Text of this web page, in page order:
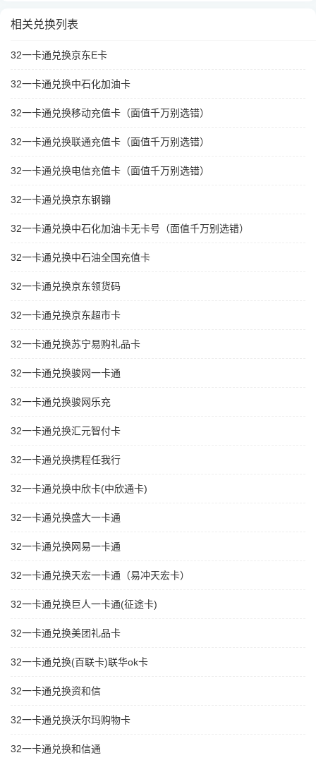
相关兑换列表
32一卡通兑换京东E卡
32一卡通兑换中石化加油卡
32一卡通兑换移动充值卡（面值千万别选错）
32一卡通兑换联通充值卡（面值千万别选错）
32一卡通兑换电信充值卡（面值千万别选错）
32一卡通兑换京东钢镚
32一卡通兑换中石化加油卡无卡号（面值千万别选错）
32一卡通兑换中石油全国充值卡
32一卡通兑换京东领货码
32一卡通兑换京东超市卡
32一卡通兑换苏宁易购礼品卡
32一卡通兑换骏网一卡通
32一卡通兑换骏网乐充
32一卡通兑换汇元智付卡
32一卡通兑换携程任我行
32一卡通兑换中欣卡(中欣通卡)
32一卡通兑换盛大一卡通
32一卡通兑换网易一卡通
32一卡通兑换天宏一卡通（易冲天宏卡）
32一卡通兑换巨人一卡通(征途卡)
32一卡通兑换美团礼品卡
32一卡通兑换(百联卡)联华ok卡
32一卡通兑换资和信
32一卡通兑换沃尔玛购物卡
32一卡通兑换和信通